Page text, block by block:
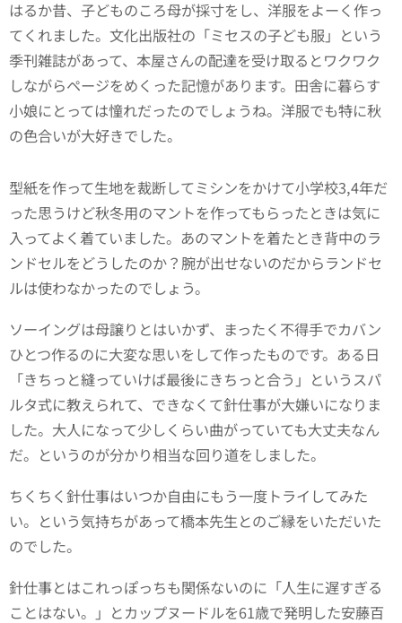
はるか昔、子どものころ母が採寸をし、洋服をよーく作っ
てくれました。文化出版社の「ミセスの子ども服」という
季刊雑誌があって、本屋さんの配達を受け取るとワクワク
しながらページをめくった記憶があります。田舎に暮らす
小娘にとっては憧れだったのでしょうね。洋服でも特に秋
の色合いが大好きでした。
型紙を作って生地を裁断してミシンをかけて小学校3,4年だ
った思うけど秋冬用のマントを作ってもらったときは気に
入ってよく着ていました。あのマントを着たとき背中のラ
ンドセルをどうしたのか？腕が出せないのだからランドセ
ルは使わなかったのでしょう。
ソーイングは母譲りとはいかず、まったく不得手でカバン
ひとつ作るのに大変な思いをして作ったものです。ある日
「きちっと縫っていけば最後にきちっと合う」というスパ
ルタ式に教えられて、できなくて針仕事が大嫌いになりま
した。大人になって少しくらい曲がっていても大丈夫なん
だ。というのが分かり相当な回り道をしました。
ちくちく針仕事はいつか自由にもう一度トライしてみた
い。という気持ちがあって橋本先生とのご縁をいただいた
のでした。
針仕事とはこれっぽっちも関係ないのに「人生に遅すぎる
ことはない。」とカップヌードルを61歳で発明した安藤百